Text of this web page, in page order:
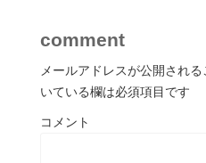
comment
メールアドレスが公開される
いている欄は必須項目です
コメント